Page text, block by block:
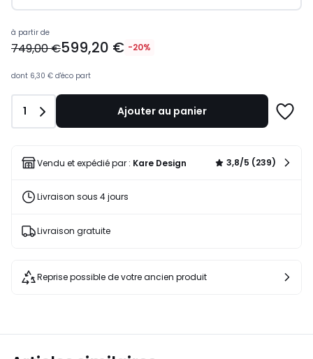
Prix
à
de
lieu
749,00
20%
de
appliquée.
à partir de
749,00 €599,20 € -20%
dont 6,30 € d'éco part
Quantité
1 Ajouter au panier
liste
Vendu et expédié par : Kare Design 3,8/5 (239)
Livraison sous 4 jours
Livraison gratuite
Reprise possible de votre ancien produit